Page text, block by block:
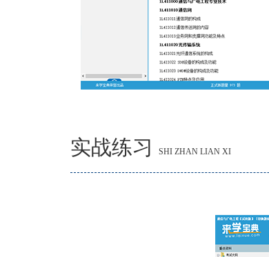
实战练习 SHI ZHAN LIAN XI